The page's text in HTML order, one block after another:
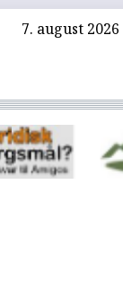
7. august 2026